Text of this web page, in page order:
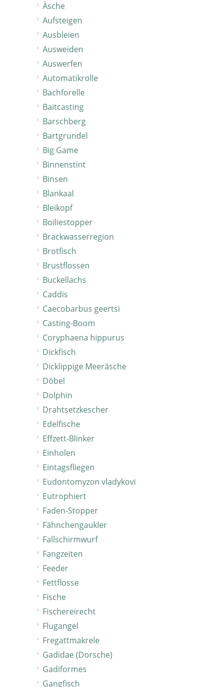
Äsche
Aufsteigen
Ausbleien
Ausweiden
Auswerfen
Automatikrolle
Bachforelle
Baitcasting
Barschberg
Bartgrundel
Big Game
Binnenstint
Binsen
Blankaal
Bleikopf
Boiliestopper
Brackwasserregion
Brotfisch
Brustflossen
Buckellachs
Caddis
Caecobarbus geertsi
Casting-Boom
Coryphaena hippurus
Dickfisch
Dicklippige Meeräsche
Döbel
Dolphin
Drahtsetzkescher
Edelfische
Effzett-Blinker
Einholen
Eintagsfliegen
Eudontomyzon vladykovi
Eutrophiert
Faden-Stopper
Fähnchengaukler
Fallschirmwurf
Fangzeiten
Feeder
Fettflosse
Fische
Fischereirecht
Flugangel
Fregattmakrele
Gadidae (Dorsche)
Gadiformes
Gangfisch